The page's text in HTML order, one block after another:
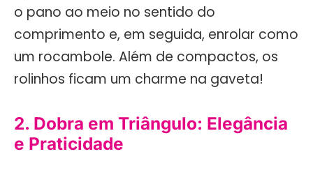
o pano ao meio no sentido do
comprimento e, em seguida, enrolar como
um rocambole. Além de compactos, os
rolinhos ficam um charme na gaveta!
2. Dobra em Triângulo: Elegância
e Praticidade